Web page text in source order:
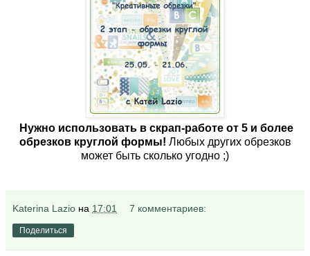
Нужно использовать в скрап-работе от 5 и более
обрезков круглой формы! Любых других обрезков
может быть сколько угодно ;)
Katerina Lazio на 17:01 7 комментариев:
Поделиться